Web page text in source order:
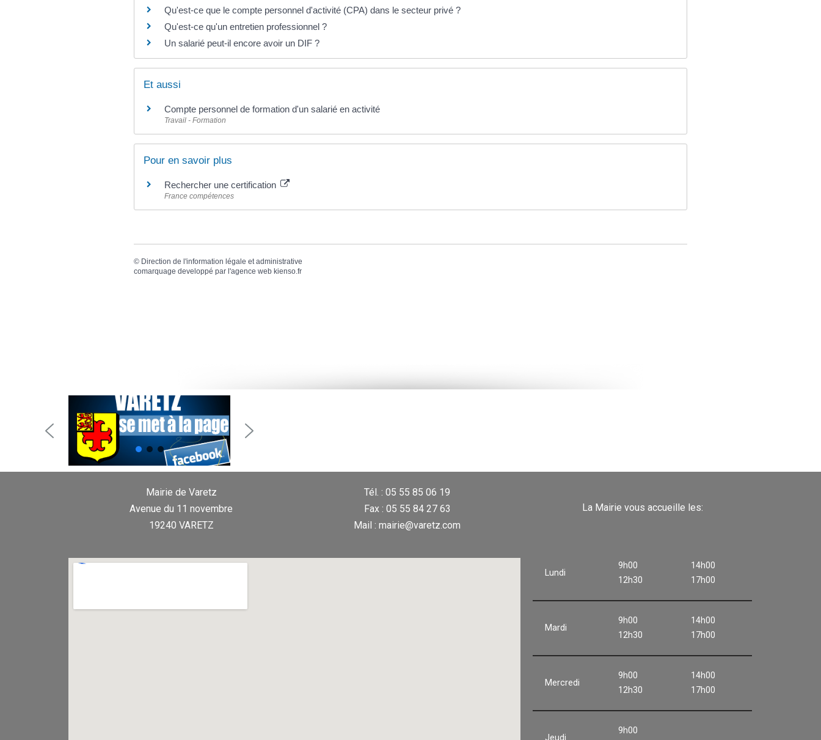
Qu'est-ce que le compte personnel d'activité (CPA) dans le secteur privé ?
Qu'est-ce qu'un entretien professionnel ?
Un salarié peut-il encore avoir un DIF ?
Et aussi
Compte personnel de formation d'un salarié en activité
Travail - Formation
Pour en savoir plus
Rechercher une certification
France compétences
© Direction de l'information légale et administrative
comarquage developpé par l'agence web kienso.fr
Mairie de Varetz
Avenue du 11 novembre
19240 VARETZ
Tél. : 05 55 85 06 19
Fax : 05 55 84 27 63
Mail : mairie@varetz.com
La Mairie vous accueille les:
Lundi
9h00
12h30
14h00
17h00
Mardi
9h00
12h30
14h00
17h00
Mercredi
9h00
12h30
14h00
17h00
Jeudi
9h00